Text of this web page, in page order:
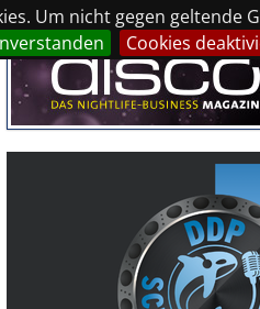
Um nicht gegen
Cookies